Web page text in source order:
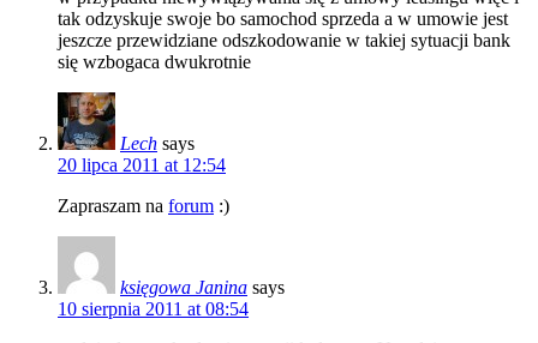
tak odzyskuje swoje bo samochod sprzeda a w umowie jest
jeszcze przewidziane odszkodowanie w takiej sytuacji bank
się wzbogaca dwukrotnie
Lech says
20 lipca 2011 at 12:54
Zapraszam na forum :)
księgowa Janina says
10 sierpnia 2011 at 08:54